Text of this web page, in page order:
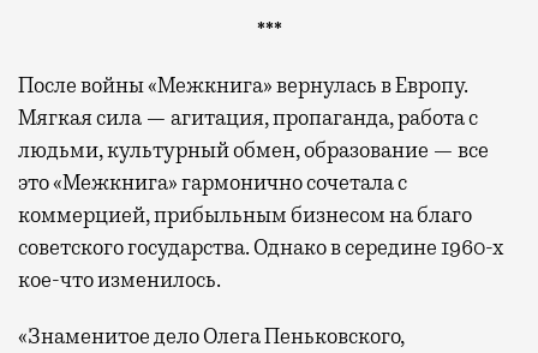
***
После войны «Межкнига» вернулась в Европу.
Мягкая сила — агитация, пропаганда, работа с
людьми, культурный обмен, образование — все
это «Межкнига» гармонично сочетала с
коммерцией, прибыльным бизнесом на благо
советского государства. Однако в середине 1960-х
кое-что изменилось.
«Знаменитое дело Олега Пеньковского,